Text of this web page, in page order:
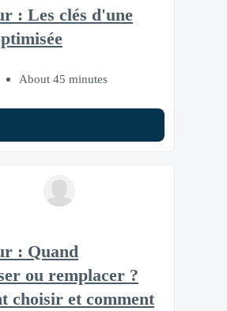
: Les clés d'une
About 45 minutes
: Quand
ou remplacer ?
choisir et comment